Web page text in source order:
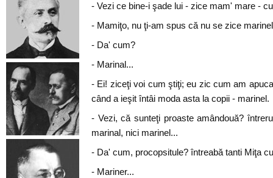
- Vezi ce bine-i şade lui - zice mam' mare -
- Mamiţo, nu ţi-am spus că nu se zice
- Da' cum?
- Marinal...
- Ei! ziceţi voi cum ştiţi; eu zic cum am
când a ieşit întâi moda asta la copii - marinel.
- Vezi, că sunteţi proaste amândouă?
marinal, nici marinel...
- Da' cum, procopsitule? întreabă tanti Miţa
- Mariner...